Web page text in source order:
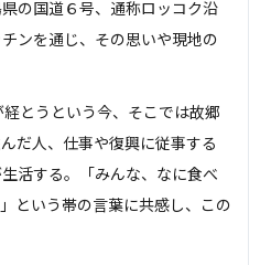
の国道６号、通称ロッコク沿
ンを通じ、その思いや現地の
とうという今、そこでは故郷
だ人、仕事や復興に従事する
活する。「みんな、なに食べ
という帯の言葉に共感し、この